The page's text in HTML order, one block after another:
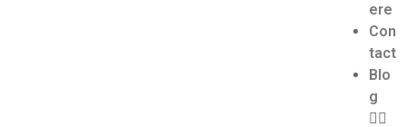
ere
Con
tact
Blo
g